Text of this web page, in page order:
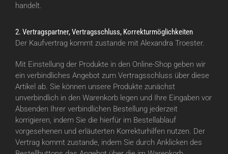
handelt.
2. Vertragspartner, Vertragsschluss, Korrekturmöglichkeiten
Der Kaufvertrag kommt zustande mit Alexandra Troester.
Mit Einstellung der Produkte in den Online-Shop geben wir
ein verbindliches Angebot zum Vertragsschluss über diese
Artikel ab. Sie können unsere Produkte zunächst
unverbindlich in den Warenkorb legen und Ihre Eingaben vor
Absenden Ihrer verbindlichen Bestellung jederzeit
korrigieren, indem Sie die hierfür im Bestellablauf
vorgesehenen und erläuterten Korrekturhilfen nutzen. Der
Vertrag kommt zustande, indem Sie durch Anklicken des